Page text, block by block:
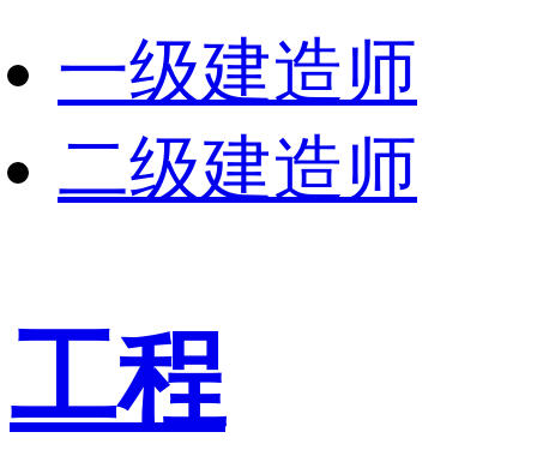
一级建造师
二级建造师
工程